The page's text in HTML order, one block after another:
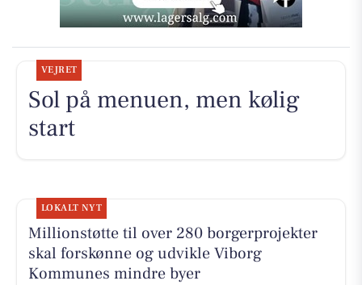
VEJRET
Sol på menuen, men kølig
start
LOKALT NYT
Millionstøtte til over 280 borgerprojekter
skal forskønne og udvikle Viborg
Kommunes mindre byer